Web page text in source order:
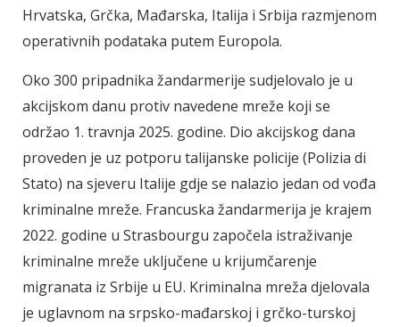
Hrvatska, Grčka, Mađarska, Italija i Srbija razmjenom
operativnih podataka putem Europola.
Oko 300 pripadnika žandarmerije sudjelovalo je u
akcijskom danu protiv navedene mreže koji se
održao 1. travnja 2025. godine. Dio akcijskog dana
proveden je uz potporu talijanske policije (Polizia di
Stato) na sjeveru Italije gdje se nalazio jedan od vođa
kriminalne mreže. Francuska žandarmerija je krajem
2022. godine u Strasbourgu započela istraživanje
kriminalne mreže uključene u krijumčarenje
migranata iz Srbije u EU. Kriminalna mreža djelovala
je uglavnom na srpsko-mađarskoj i grčko-turskoj